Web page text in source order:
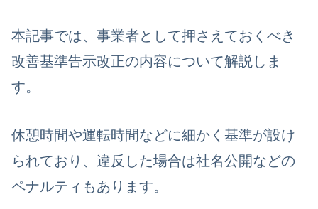
本記事では、事業者として押さえておくべき
改善基準告示改正の内容について解説しま
す。
休憩時間や運転時間などに細かく基準が設け
られており、違反した場合は社名公開などの
ペナルティもあります。